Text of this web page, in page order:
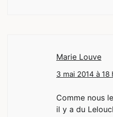
Marie Louve
3 mai 2014 à 18
Comme nous
il y a du